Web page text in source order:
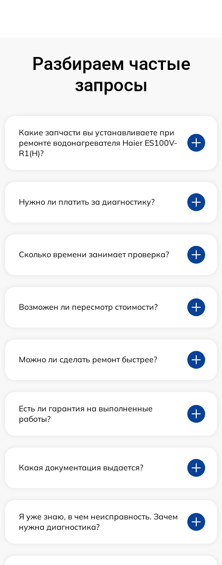
Разбираем частые
запросы
Какие запчасти вы устанавливаете при
ремонте водонагревателя Haier ES100V-
R1(H)?
Нужно ли платить за диагностику?
Сколько времени занимает проверка?
Возможен ли пересмотр стоимости?
Можно ли сделать ремонт быстрее?
Есть ли гарантия на выполненные
работы?
Какая документация выдается?
Я уже знаю, в чем неисправность. Зачем
нужна диагностика?